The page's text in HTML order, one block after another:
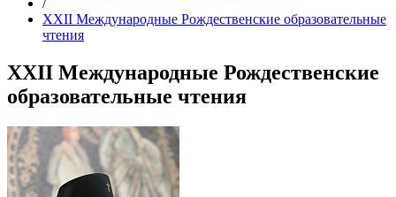
/
XXII Международные Рождественские образовательные
чтения
XXII Международные Рождественские
образовательные чтения